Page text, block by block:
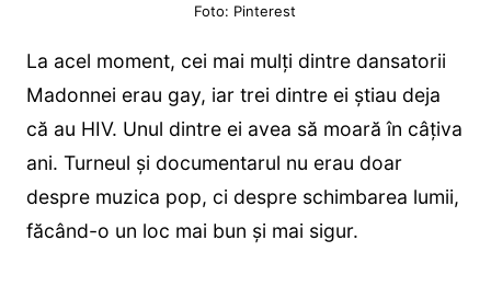
Foto: Pinterest
La acel moment, cei mai mulți dintre dansatorii
Madonnei erau gay, iar trei dintre ei știau deja
că au HIV. Unul dintre ei avea să moară în câțiva
ani. Turneul și documentarul nu erau doar
despre muzica pop, ci despre schimbarea lumii,
făcând-o un loc mai bun și mai sigur.